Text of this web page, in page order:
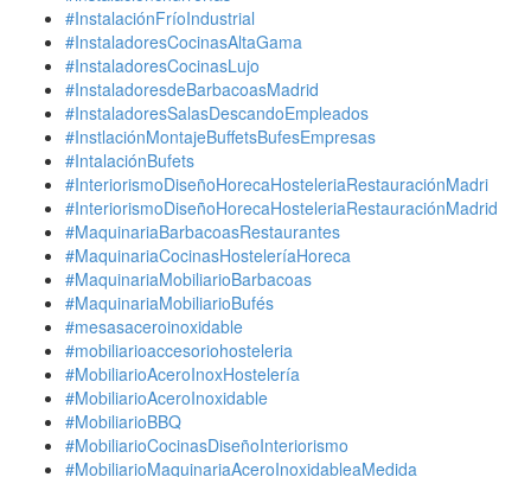
#InstalaciónFríoIndustrial
#InstaladoresCocinasAltaGama
#InstaladoresCocinasLujo
#InstaladoresdeBarbacoasMadrid
#InstaladoresSalasDescandoEmpleados
#InstlaciónMontajeBuffetsBufesEmpresas
#IntalaciónBufets
#InteriorismoDiseñoHorecaHosteleriaRestauraciónMadri
#InteriorismoDiseñoHorecaHosteleriaRestauraciónMadrid
#MaquinariaBarbacoasRestaurantes
#MaquinariaCocinasHosteleríaHoreca
#MaquinariaMobiliarioBarbacoas
#MaquinariaMobiliarioBufés
#mesasaceroinoxidable
#mobiliarioaccesoriohosteleria
#MobiliarioAceroInoxHostelería
#MobiliarioAceroInoxidable
#MobiliarioBBQ
#MobiliarioCocinasDiseñoInteriorismo
#MobiliarioMaquinariaAceroInoxidableaMedida